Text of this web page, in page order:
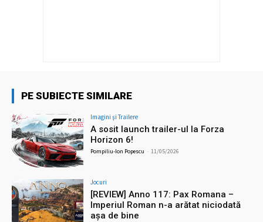
PE SUBIECTE SIMILARE
Imagini şi Trailere
A sosit launch trailer-ul la Forza
Horizon 6!
Pompiliu-Ion Popescu - 11/05/2026
Jocuri
[REVIEW] Anno 117: Pax Romana –
Imperiul Roman n-a arătat niciodată
așa de bine